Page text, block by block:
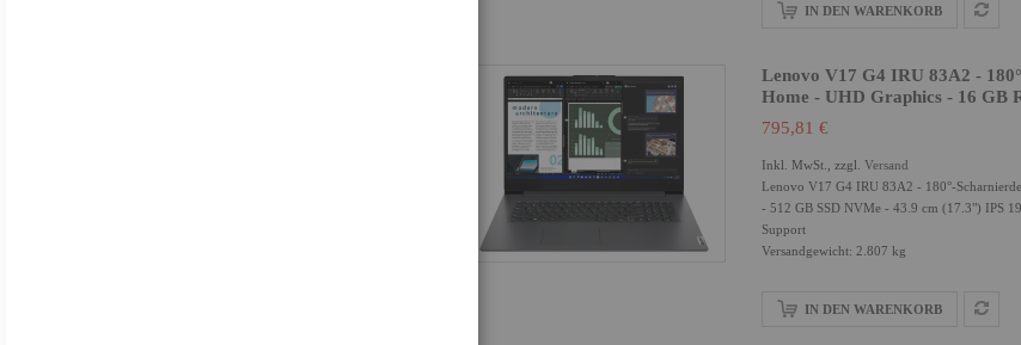
IN DEN WARENKORB
Lenovo V17 G4 IRU 83A2 -
Home - UHD Graphics - 16 GB
795,81 €
Inkl. MwSt., zzgl. Versand
Lenovo V17 G4 IRU 83A2 - 180°-
- 512 GB SSD NVMe - 43.9 cm (17.3") IPS
Support
Versandgewicht: 2.807 kg
IN DEN WARENKORB